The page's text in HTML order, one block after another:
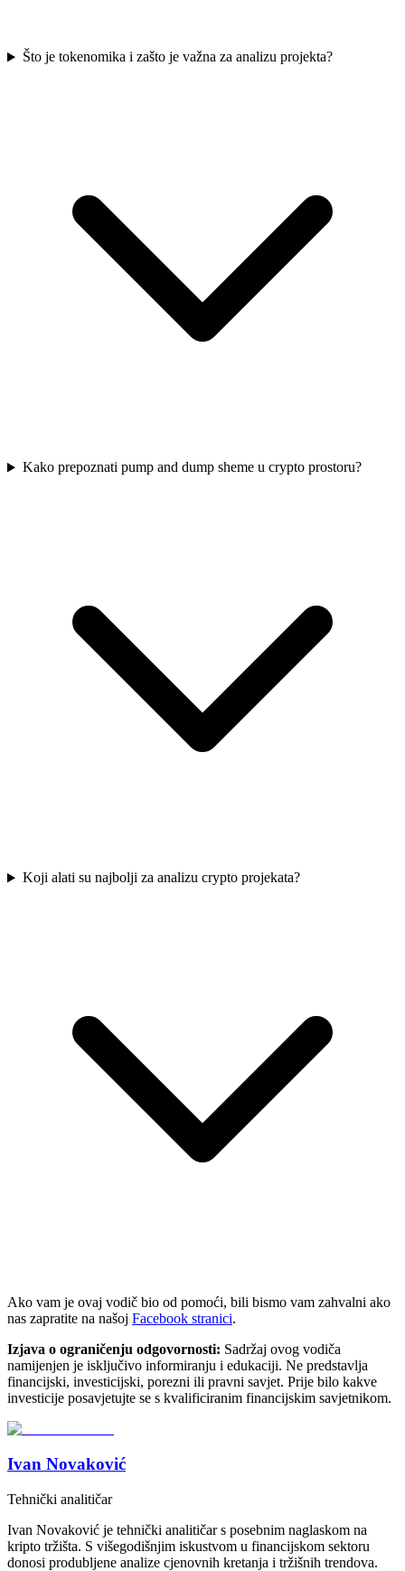
Što je tokenomika i zašto je važna za analizu projekta?
Kako prepoznati pump and dump sheme u crypto prostoru?
Koji alati su najbolji za analizu crypto projekata?
Ako vam je ovaj vodič bio od pomoći, bili bismo vam zahvalni ako
nas zapratite na našoj Facebook stranici.
Izjava o ograničenju odgovornosti: Sadržaj ovog vodiča
namijenjen je isključivo informiranju i edukaciji. Ne predstavlja
financijski, investicijski, porezni ili pravni savjet. Prije bilo kakve
investicije posavjetujte se s kvalificiranim financijskim savjetnikom.
Ivan Novaković
Tehnički analitičar
Ivan Novaković je tehnički analitičar s posebnim naglaskom na
kripto tržišta. S višegodišnjim iskustvom u financijskom sektoru
donosi produbljene analize cjenovnih kretanja i tržišnih trendova.